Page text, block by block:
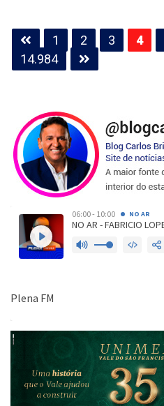
Paginação
de
posts
1 2 3 4
14.984